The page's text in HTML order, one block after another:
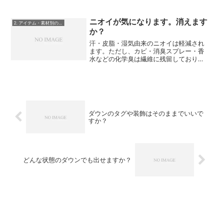
ニオイが気になります。消えます
か？
汗・皮脂・湿気由来のニオイは軽減され
ます。ただし、カビ・消臭スプレー・香
水などの化学臭は繊維に残留しており、
ダウンのタグや装飾はそのままでいいで
すか？
どんな状態のダウンでも出せますか？